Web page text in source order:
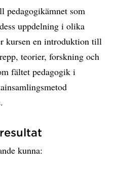
pedagogikämnet som
uppdelning i olika
kursen en introduktion till
teorier, forskning och
fältet pedagogik i
kunna: